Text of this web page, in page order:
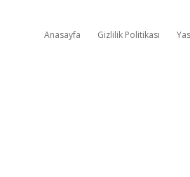
Anasayfa Gizlilik Politikası